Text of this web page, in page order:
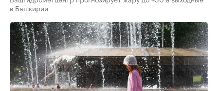
в Башкирии